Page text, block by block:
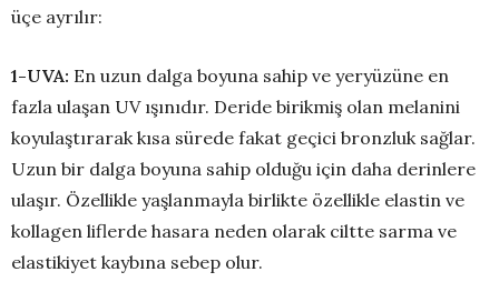
üçe ayrılır:
1-UVA: En uzun dalga boyuna sahip ve yeryüzüne en
fazla ulaşan UV ışınıdır. Deride birikmiş olan melanini
koyulaştırarak kısa sürede fakat geçici bronzluk sağlar.
Uzun bir dalga boyuna sahip olduğu için daha derinlere
ulaşır. Özellikle yaşlanmayla birlikte özellikle elastin ve
kollagen liflerde hasara neden olarak ciltte sarma ve
elastikiyet kaybına sebep olur.